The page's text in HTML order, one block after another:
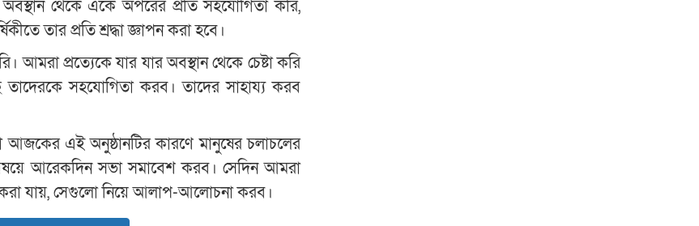
থেকে একে অপরের প্রতি সহযোগিতা করি,
তার প্রতি শ্রদ্ধা জ্ঞাপন করা হবে।
প্রত্যেকে যার যার অবস্থান থেকে চেষ্টা করি
তাদেরকে সহযোগিতা করব। তাদের সাহায্য করব
এই অনুষ্ঠানটির কারণে মানুষের চলাচলের
আরেকদিন সভা সমাবেশ করব। সেদিন আমরা
যায়, সেগুলো নিয়ে আলাপ-আলোচনা করব।